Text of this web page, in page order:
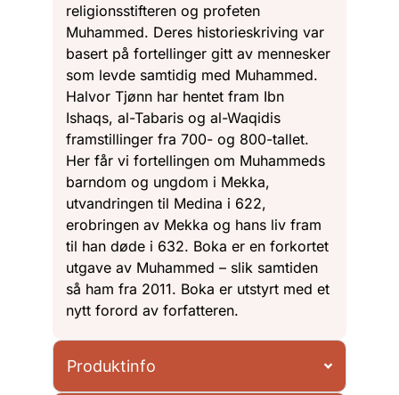
religionsstifteren og profeten
Muhammed. Deres historieskriving var
basert på fortellinger gitt av mennesker
som levde samtidig med Muhammed.
Halvor Tjønn har hentet fram Ibn
Ishaqs, al-Tabaris og al-Waqidis
framstillinger fra 700- og 800-tallet.
Her får vi fortellingen om Muhammeds
barndom og ungdom i Mekka,
utvandringen til Medina i 622,
erobringen av Mekka og hans liv fram
til han døde i 632. Boka er en forkortet
utgave av Muhammed – slik samtiden
så ham fra 2011. Boka er utstyrt med et
nytt forord av forfatteren.
Produktinfo